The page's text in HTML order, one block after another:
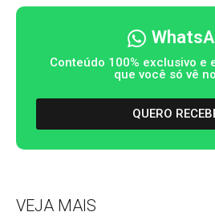
Conteúdo 100% exclusivo e
que você só vê
QUERO
VEJA MAIS